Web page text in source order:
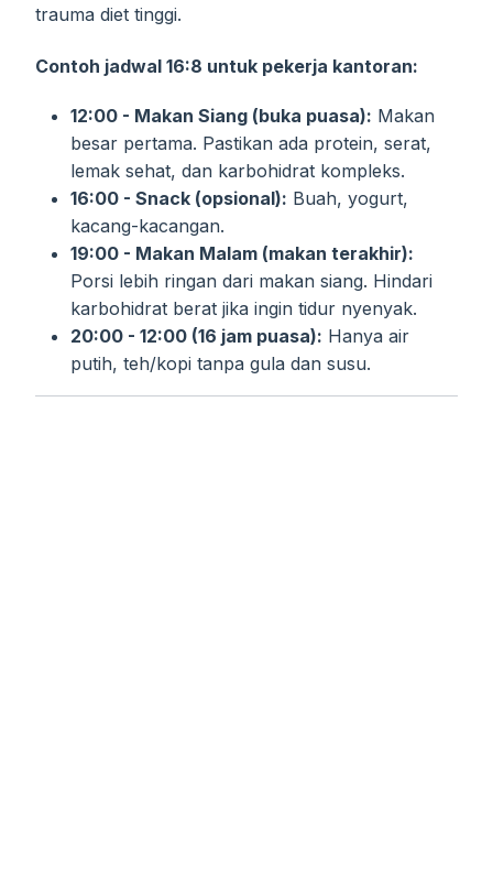
trauma diet tinggi.
Contoh jadwal 16:8 untuk pekerja kantoran:
12:00 - Makan Siang (buka puasa): Makan
besar pertama. Pastikan ada protein, serat,
lemak sehat, dan karbohidrat kompleks.
16:00 - Snack (opsional): Buah, yogurt,
kacang-kacangan.
19:00 - Makan Malam (makan terakhir):
Porsi lebih ringan dari makan siang. Hindari
karbohidrat berat jika ingin tidur nyenyak.
20:00 - 12:00 (16 jam puasa): Hanya air
putih, teh/kopi tanpa gula dan susu.